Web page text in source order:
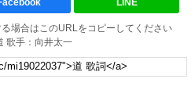
場合はこのURLをコピーしてください
歌手：向井太一